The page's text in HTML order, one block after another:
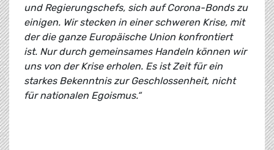
und Regierungschefs, sich auf Corona-Bonds zu
einigen. Wir stecken in einer schweren Krise, mit
der die ganze Europäische Union konfrontiert
ist. Nur durch gemeinsames Handeln können wir
uns von der Krise erholen. Es ist Zeit für ein
starkes Bekenntnis zur Geschlossenheit, nicht
für nationalen Egoismus.“